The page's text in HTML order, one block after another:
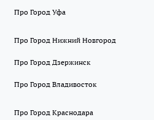
Про Город Уфа
Про Город Нижний Новгород
Про Город Дзержинск
Про Город Владивосток
Про Город Краснодара